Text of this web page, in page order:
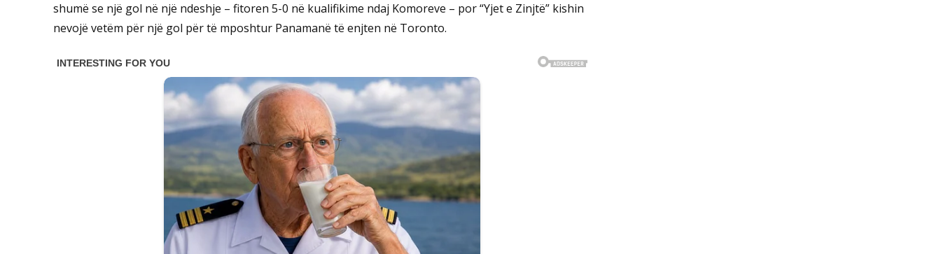
shumë se një gol në një ndeshje – fitoren 5-0 në kualifikime ndaj Komoreve – por “Yjet e Zinjtë” kishin
nevojë vetëm për një gol për të mposhtur Panamanë të enjten në Toronto.